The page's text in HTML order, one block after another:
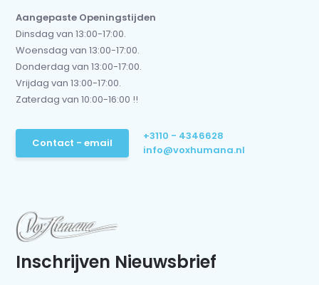
Aangepaste Openingstijden
Dinsdag van 13:00-17:00.
Woensdag van 13:00-17:00.
Donderdag van 13:00-17:00.
Vrijdag van 13:00-17:00.
Zaterdag van 10:00-16:00 !!
Contact - email
+3110 - 4346628
info@voxhumana.nl
Inschrijven Nieuwsbrief